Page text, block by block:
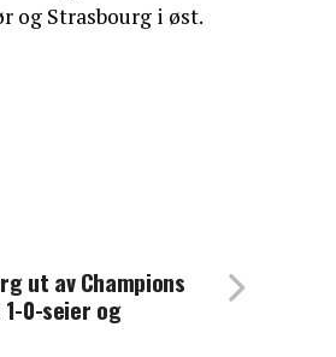
og Strasbourg i øst.
ut av Champions
0-seier og